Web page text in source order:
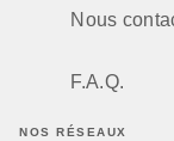
Nous
F.A.Q.
NOS RÉSEAUX